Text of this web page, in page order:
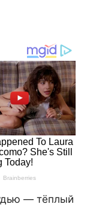
— тёплый